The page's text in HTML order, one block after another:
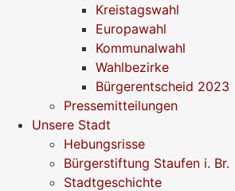
Kreistagswahl
Europawahl
Kommunalwahl
Wahlbezirke
Bürgerentscheid 2023
Pressemitteilungen
Unsere Stadt
Hebungsrisse
Bürgerstiftung Staufen i. Br.
Stadtgeschichte